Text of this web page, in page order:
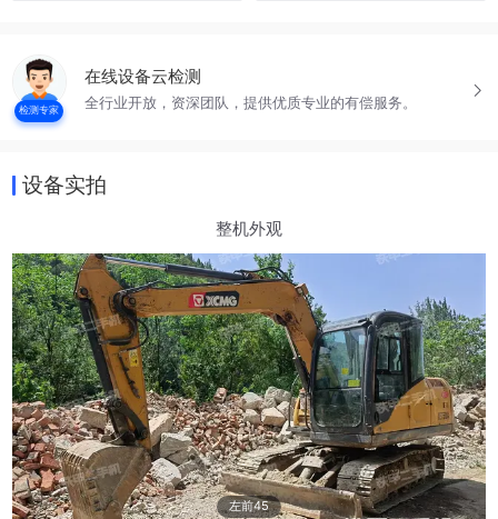
检测专家
在线设备云检测
全行业开放，资深团队，提供优质专业的有偿服务。
设备实拍
整机外观
左前45